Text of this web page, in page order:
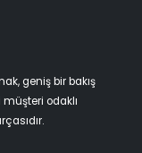
geniş bir bakış
odaklı